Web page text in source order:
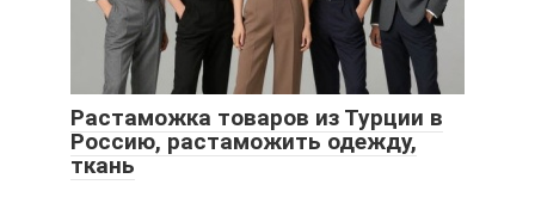
Растаможка товаров из Турции в
Россию, растаможить одежду,
ткань